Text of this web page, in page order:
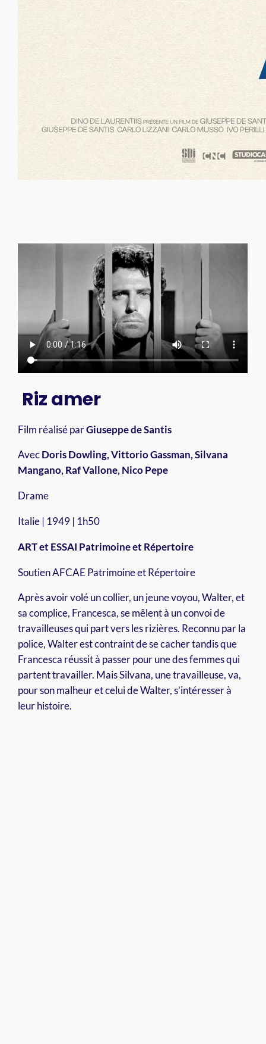
Riz amer
Film réalisé parGiuseppe de Santis
AvecDoris Dowling, Vittorio Gassman, Silvana
Mangano, Raf Vallone, Nico Pepe
Drame
Italie | 1949 | 1h50
ART et ESSAI Patrimoine et Répertoire
Soutien AFCAE Patrimoine et Répertoire
Après avoir volé un collier, un jeune voyou, Walter, et
sa complice, Francesca, se mêlent à un convoi de
travailleuses qui part vers les rizières. Reconnu par la
police, Walter est contraint de se cacher tandis que
Francesca réussit à passer pour une des femmes qui
partent travailler. Mais Silvana, une travailleuse, va,
pour son malheur et celui de Walter, s’intéresser à
leur histoire.